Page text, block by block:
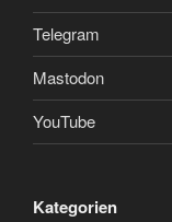
Telegram
Mastodon
YouTube
Kategorien